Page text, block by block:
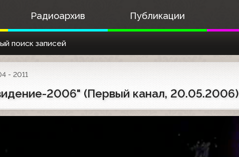
Радиоархив Публикации
поиск записей
- 2011
2006" (Первый канал, 20.05.2006)